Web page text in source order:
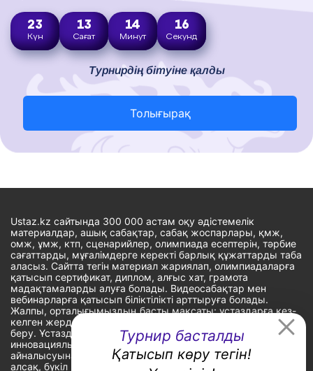
Турнир басталды
Қатысып көру тегін!
23
Күн
13
Сағат
14
Минут
15
Секунд
Турнирдің бітуіне қалды
Толығырақ
Ustaz.kz сайтында 300 000 астам оқу әдістемелік
материалдар, ашық сабақтар, сабақ жоспарлары, қмж,
омж, ұмж, ктп, сценарийлер, олимпиада есептерін, тәрбие
сағаттарды, мұғалімдерге керекті барлық құжаттарды таба
аласыз. Сайтта тегін материал жариялап, олимпиадаларға
қатысып сертификат, диплом, алғыс хат, грамота
мадақтамаларды алуға болады. Видеосабақтар мен
вебинарларға қатысып біліктілікті арттыруға болады.
Жалпы, орталығымыздың басты мақсаты: ұстаздарға кез-
келген жерде, кез-келген уақытта білім алуына мүмкіндік
беру. Ұстаздардың барлық өзекті мәселелеріне
инновациялық шешім тауып, шығармашылық жұмыспен
айналысуына уақыт сыйлау. «Ұстаздарға сапалы білім бере
алсақ, бүкіл Қазақ еліне білім бере аламыз» - деген